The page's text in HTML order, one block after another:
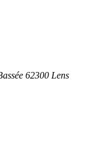
62300 Lens